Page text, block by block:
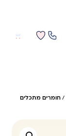
/ חומרים מתכלים